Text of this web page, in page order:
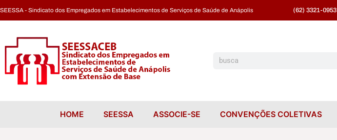
SEESSA - Sindicato dos Empregados em Estabelecimentos de Serviços de Saúde de Anápolis (62) 3321-0953
HOME SEESSA ASSOCIE-SE CONVENÇÕES COLETIVAS